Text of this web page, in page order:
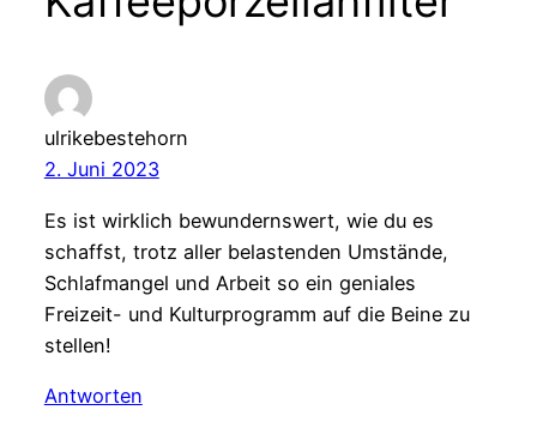
ulrikebestehorn
2. Juni 2023
Es ist wirklich bewundernswert, wie du es
schaffst, trotz aller belastenden Umstände,
Schlafmangel und Arbeit so ein geniales
Freizeit- und Kulturprogramm auf die Beine zu
stellen!
Antworten